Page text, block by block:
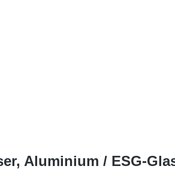
Aluminium / ESG-